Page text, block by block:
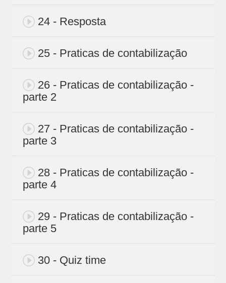
24 - Resposta
25 - Praticas de contabilização
26 - Praticas de contabilização -
parte 2
27 - Praticas de contabilização -
parte 3
28 - Praticas de contabilização -
parte 4
29 - Praticas de contabilização -
parte 5
30 - Quiz time